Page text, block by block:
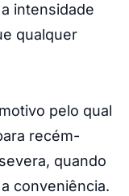
intensidade
qualquer
pelo qual
recém-
quando
conveniência.